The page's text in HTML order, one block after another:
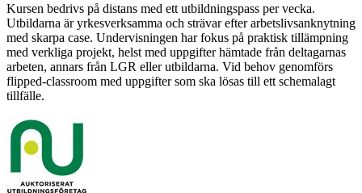
Kursen bedrivs på distans med ett utbildningspass per vecka.
Utbildarna är yrkesverksamma och strävar efter arbetslivsanknytning
med skarpa case. Undervisningen har fokus på praktisk tillämpning
med verkliga projekt, helst med uppgifter hämtade från deltagarnas
arbeten, annars från LGR eller utbildarna. Vid behov genomförs
flipped-classroom med uppgifter som ska lösas till ett schemalagt
tillfälle.